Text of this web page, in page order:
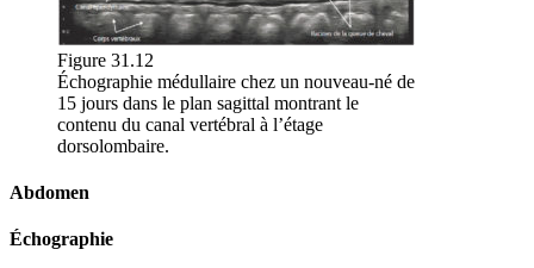
Figure 31.12
Échographie médullaire chez un nouveau-né de
15 jours dans le plan sagittal montrant le
contenu du canal vertébral à l’étage
dorsolombaire.
Abdomen
Échographie